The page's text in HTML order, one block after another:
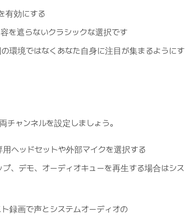
有効にする
を遮らないクラシックな選択です
環境ではなくあなた自身に注目が集まるようにす
チャンネルを設定しましょう。
ヘッドセットや外部マイクを選択する
、デモ、オーディオキューを再生する場合はシス
録画で声とシステムオーディオの